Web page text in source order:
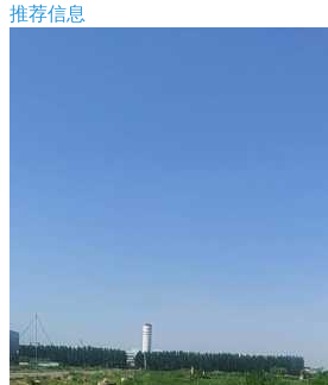
推荐信息